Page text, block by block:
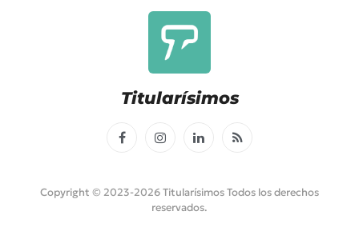
Titularísimos
FacebookInstagramLinkedInRSS
Copyright © 2023-2026 Titularísimos Todos los derechos
reservados.